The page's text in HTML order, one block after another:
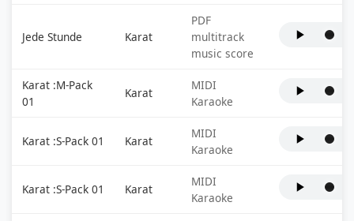
Jede Stunde Karat
PDF
multitrack
music score
Karat :M-Pack
01
Karat
MIDI
Karaoke
Karat :S-Pack 01 Karat
MIDI
Karaoke
Karat :S-Pack 01 Karat
MIDI
Karaoke